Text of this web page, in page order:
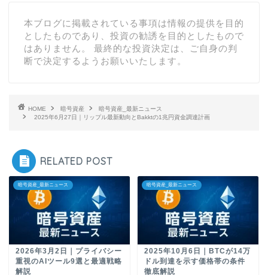
本ブログに掲載されている事項は情報の提供を目的
としたものであり、投資の勧誘を目的としたもので
はありません。 最終的な投資決定は、ご自身の判
断で決定するようお願いいたします。
HOME 暗号資産
暗号資産_最新ニュース
2025年6月27日｜リップル最新動向とBakktの1兆円資金調達計画
RELATED POST
暗号資産_最新ニュース
2026年3月2日｜プライバシー
重視のAIツール9選と最適戦略
解説
暗号資産_最新ニュース
2025年10月6日｜BTCが14万
ドル到達を示す価格帯の条件
徹底解説